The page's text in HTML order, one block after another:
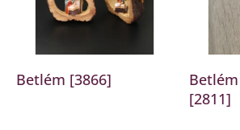
Betlém [3866]
[2811]